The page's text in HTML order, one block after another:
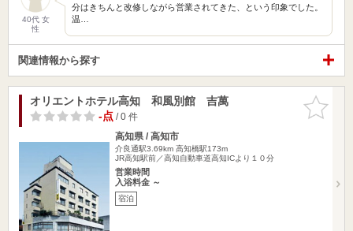
40代 女
性
分はきちんと改修しながら営業されてきた、という印象でした。
温…
関連情報から探す
お気に入
りに追加
オリエントホテル高知 和風別館 吉萬
-点/ 0 件
高知県 / 高知市
介良通駅3.69km 高知橋駅173m
JR高知駅前／高知自動車道高知ICより１０分
営業時間
入浴料金 ～
宿泊